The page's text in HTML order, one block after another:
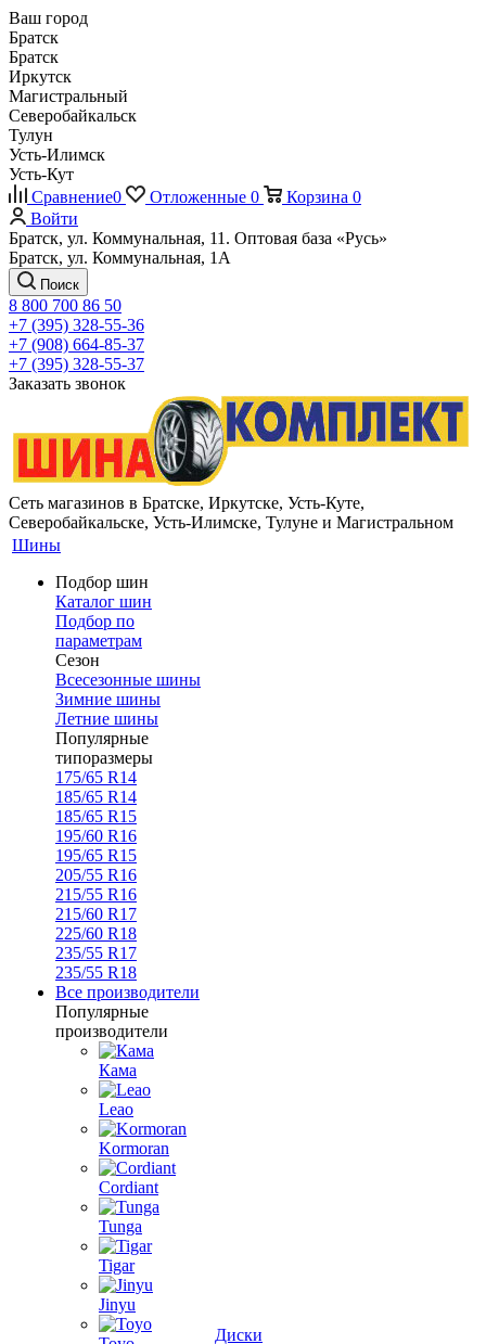
Ваш город
Братск
Братск
Иркутск
Магистральный
Северобайкальск
Тулун
Усть-Илимск
Усть-Кут
Сравнение0 Отложенные 0 Корзина 0
Войти
Братск, ул. Коммунальная, 11. Оптовая база «Русь»
Братск, ул. Коммунальная, 1А
Поиск
8 800 700 86 50
+7 (395) 328-55-36
+7 (908) 664-85-37
+7 (395) 328-55-37
Заказать звонок
Сеть магазинов в Братске, Иркутске, Усть-Куте,
Северобайкальске, Усть-Илимске, Тулуне и Магистральном
Шины
Подбор шин
Каталог шин
Подбор по
параметрам
Сезон
Всесезонные шины
Зимние шины
Летние шины
Популярные
типоразмеры
175/65 R14
185/65 R14
185/65 R15
195/60 R16
195/65 R15
205/55 R16
215/55 R16
215/60 R17
225/60 R18
235/55 R17
235/55 R18
Все производители
Популярные
производители
Кама
Leao
Kormoran
Cordiant
Tunga
Tigar
Jinyu
Диски